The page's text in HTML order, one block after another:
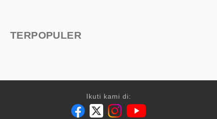
TERPOPULER
Ikuti kami di: